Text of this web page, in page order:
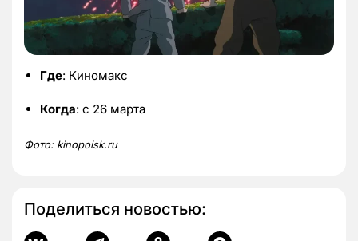
Где: Киномакс
Когда: с 26 марта
Фото: kinopoisk.ru
Поделиться новостью: